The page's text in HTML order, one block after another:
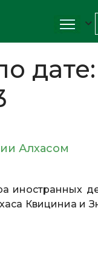
дате:
Алхасом
иностранных
Квициниа и